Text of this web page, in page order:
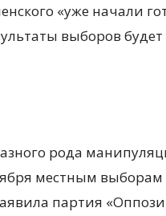
«уже начали
выборов
рода
местным выборам
партия